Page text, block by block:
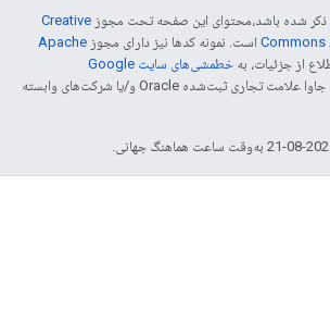
ذکر شده باشد،‌محتوای این صفحه تحت مجوز Creative
Commons است. نمونه کدها نیز دارای مجوز Apache
از جزئیات، به
خطمشی‌های سایت Google
مراجعه کنید. جاوا علامت تجاری ثبت‌شده Oracle و/یا شرکت‌های وابسته